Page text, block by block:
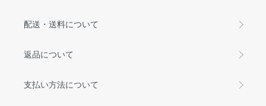
配送・送料について
返品について
支払い方法について